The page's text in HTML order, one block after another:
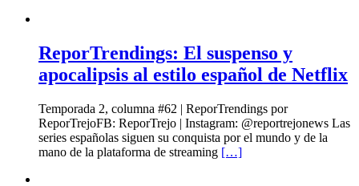
ReporTrendings: El suspenso y
apocalipsis al estilo español de Netflix
Temporada 2, columna #62 | ReporTrendings por
ReporTrejoFB: ReporTrejo | Instagram: @reportrejonews Las
series españolas siguen su conquista por el mundo y de la
mano de la plataforma de streaming […]